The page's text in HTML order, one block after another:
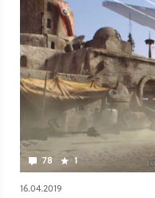
78 1
16.04.2019